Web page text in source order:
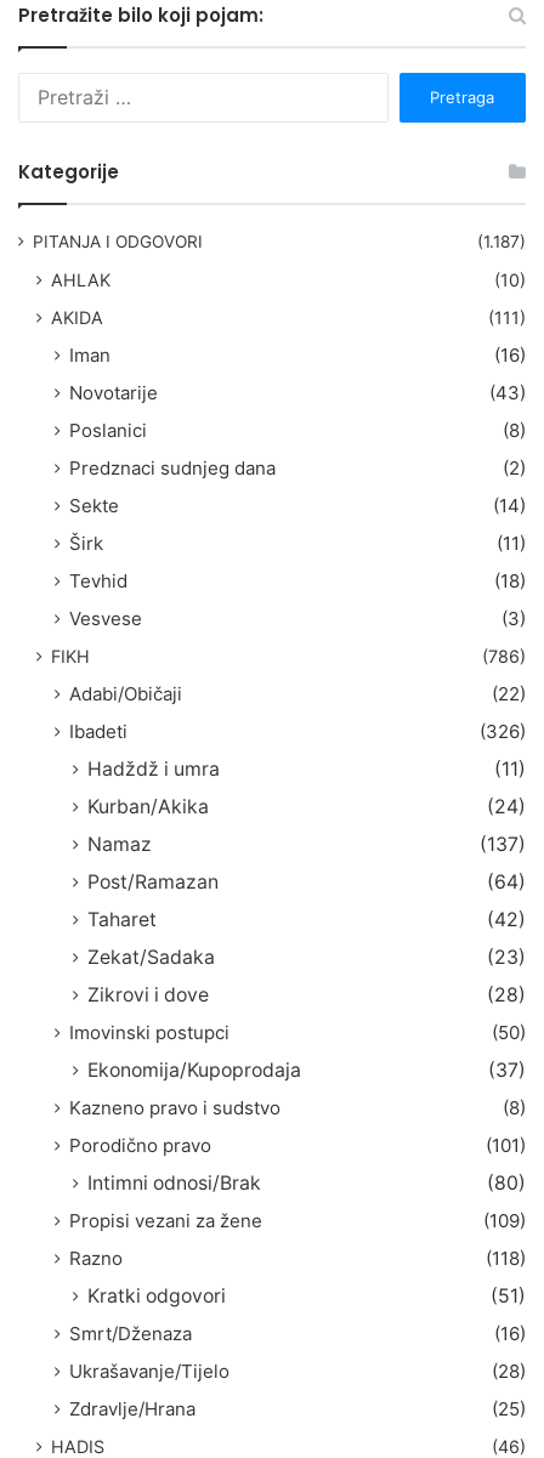
Pretražite bilo koji pojam:
Kategorije
PITANJA I ODGOVORI (1.187)
AHLAK
(10)
AKIDA
(111)
Iman
(16)
Novotarije
(43)
Poslanici
(8)
Predznaci sudnjeg dana
(2)
Sekte
(14)
Širk
(11)
Tevhid
(18)
Vesvese
(3)
FIKH (786)
Adabi/Običaji
(22)
Ibadeti
(326)
Hadždž i umra
(11)
Kurban/Akika
(24)
Namaz
(137)
Post/Ramazan
(64)
Taharet
(42)
Zekat/Sadaka
(23)
Zikrovi i dove
(28)
Imovinski postupci
(50)
Ekonomija/Kupoprodaja
(37)
Kazneno pravo i sudstvo
(8)
Porodično pravo
(101)
Intimni odnosi/Brak
(80)
Propisi vezani za žene
(109)
Razno
(118)
Kratki odgovori
(51)
Smrt/Dženaza
(16)
Ukrašavanje/Tijelo
(28)
Zdravlje/Hrana
(25)
HADIS (46)